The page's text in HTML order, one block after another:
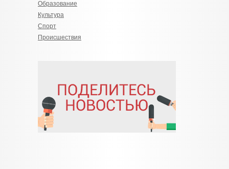
Образование
Культура
Спорт
Происшествия